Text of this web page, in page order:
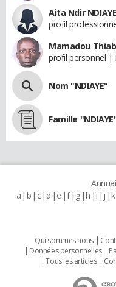
Aita Ndir NDIAYE
profil
Mamadou
profil personnel |
Nom "NDIAYE"
Famille
a b c d e f g h i j k
Qui sommes nous
Données personnelles
Tous les articles